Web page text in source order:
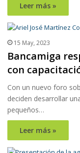
Leer más »
15 May, 2023
Bancamiga
con
Con un nuevo foro
deciden desarrollar
pequeños…
Leer más »